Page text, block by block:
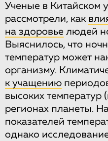
Ученые в Китайском
рассмотрели, как
на здоровье людей
Выяснилось, что
температур может
организму.
к учащению
высоких температур
регионах планеты.
показателей
однако